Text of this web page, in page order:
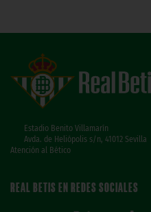
Estadio Benito Villamarín
Avda. de Heliópolis s/n, 41012 Sevilla
Atención al Bético
REAL BETIS EN REDES SOCIALES